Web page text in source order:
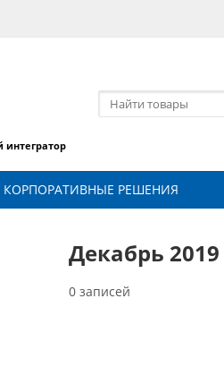
КОРПОРАТИВНЫЕ РЕШЕНИЯ
Декабрь
0 записей